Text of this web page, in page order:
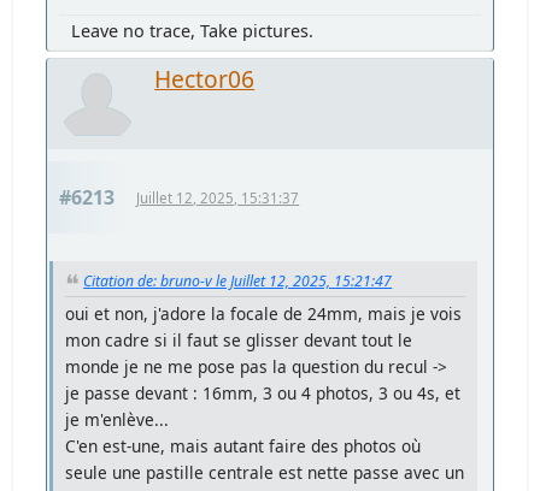
Leave no trace, Take pictures.
Hector06
#6213 Juillet 12, 2025, 15:31:37
Citation de: bruno-v le Juillet 12, 2025, 15:21:47
oui et non, j'adore la focale de 24mm, mais je vois
mon cadre si il faut se glisser devant tout le
monde je ne me pose pas la question du recul ->
je passe devant : 16mm, 3 ou 4 photos, 3 ou 4s, et
je m'enlève...
C'en est-une, mais autant faire des photos où
seule une pastille centrale est nette passe avec un